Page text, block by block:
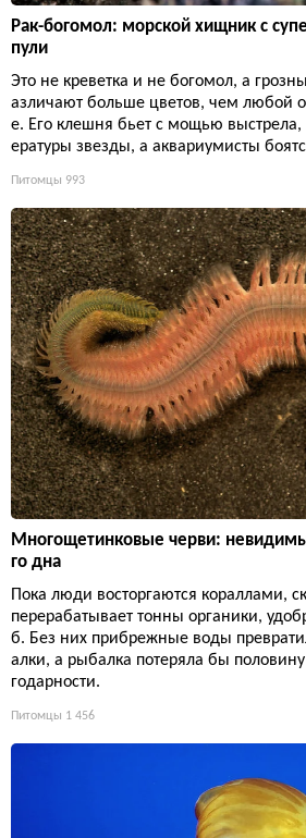
Рак-богомол: морской хищник с
пули
Это не креветка и не богомол, а
азличают больше цветов, чем любой
е. Его клешня бьет с мощью выстрела,
ературы звезды, а аквариумисты
Питомцы 993
Многощетинковые черви:
го дна
Пока люди восторгаются кораллами,
перерабатывает тонны органики,
б. Без них прибрежные воды
алки, а рыбалка потеряла бы
годарности.
Питомцы 1 456